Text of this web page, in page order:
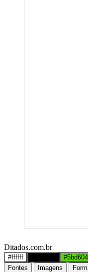
Ditados.com.br
#ffffff #5bd604
Fontes
Imagens